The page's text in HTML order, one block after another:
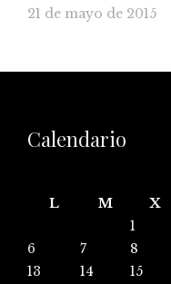
21 de mayo de 2015
Calendario
L
M X
1
6
7 8
13
14 15